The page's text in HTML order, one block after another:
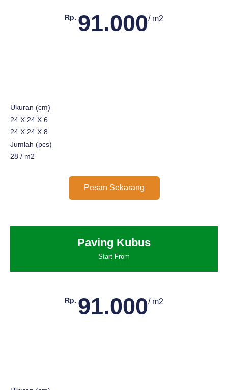
Rp. 91.000/ m2
Ukuran (cm)
24 X 24 X 6
24 X 24 X 8
Jumlah (pcs)
28 / m2
Pesan Sekarang
Paving Kubus
Start From
Rp. 91.000/ m2